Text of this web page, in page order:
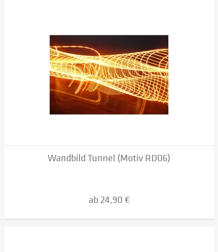
Wandbild Tunnel (Motiv RD06)
ab 24,90 €